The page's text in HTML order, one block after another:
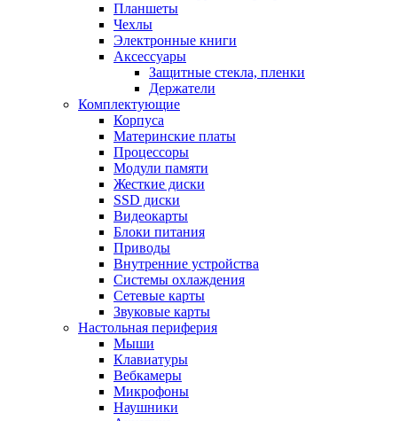
Планшеты
Чехлы
Электронные книги
Аксессуары
Защитные стекла, пленки
Держатели
Комплектующие
Корпуса
Материнские платы
Процессоры
Модули памяти
Жесткие диски
SSD диски
Видеокарты
Блоки питания
Приводы
Внутренние устройства
Системы охлаждения
Сетевые карты
Звуковые карты
Настольная периферия
Мыши
Клавиатуры
Вебкамеры
Микрофоны
Наушники